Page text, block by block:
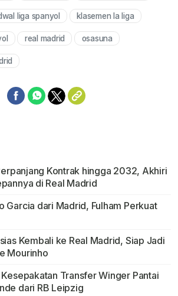
liga spanyol klasemen la liga
real madrid osasuna
Kontrak hingga 2032, Akhiri
di Real Madrid
Garcia dari Madrid, Fulham Perkuat
Kembali ke Real Madrid, Siap Jadi
Mourinho
Transfer Winger Pantai
dari RB Leipzig